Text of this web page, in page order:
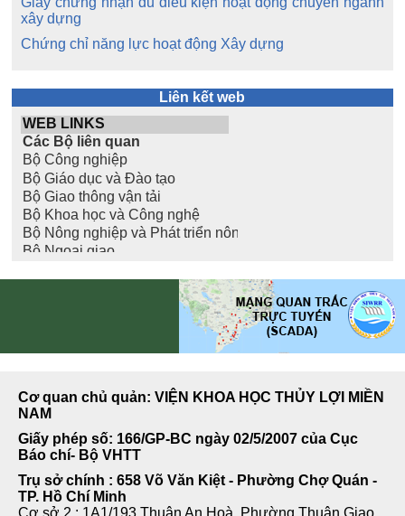
xây dựng
Chứng chỉ năng lực hoạt động Xây dựng
Liên kết web
Cơ quan chủ quản: VIỆN KHOA HỌC THỦY LỢI MIỀN
NAM
Giấy phép số: 166/GP-BC ngày 02/5/2007 của Cục
Báo chí- Bộ VHTT
Trụ sở chính : 658 Võ Văn Kiệt - Phường Chợ Quán -
TP. Hồ Chí Minh